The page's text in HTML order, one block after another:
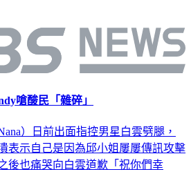
嗆酸民「雜碎」
）日前出面指控男星白雲劈腿，
表示自己是因為邱小姐屢屢傳訊攻擊
後也痛哭向白雲道歉「祝你們幸